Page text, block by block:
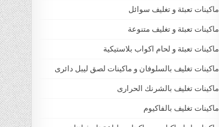
ماكينات تعبئة و تغليف سوائل
ماكينات تعبئة و تغليف متنوعة
ماكينات تعبئة و لحام اكواب بلاستيكية
ماكينات تغليف بالسلوفان و ماكينات لصق ليبل دائرى
ماكينات تغليف بالشرنك الحرارى
ماكينات تغليف بالفاكيوم